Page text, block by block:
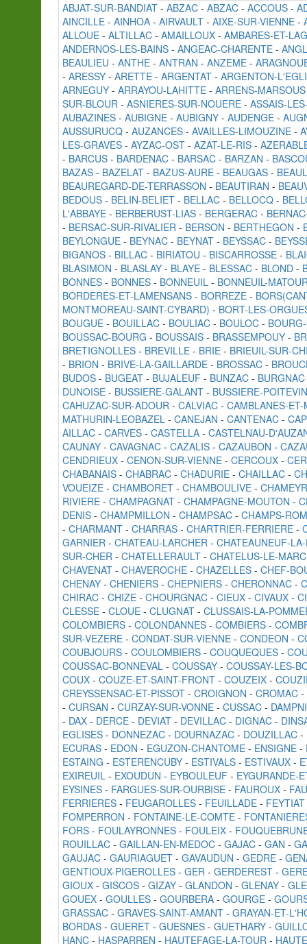
ABJAT-SUR-BANDIAT - ABZAC - ABZAC - ACCOUS -
AINCILLE - AINHOA - AIRVAULT - AIXE-SUR-VIENNE -
ALLOUE - ALTILLAC - AMAILLOUX - AMBARES-ET-
ANDERNOS-LES-BAINS - ANGEAC-CHARENTE -
BEAULIEU - ANTHE - ANTRAN - ANZEME -
- ARESSY - ARETTE - ARGENTAT - ARGENTON-
ARNEGUY - ARRAYOU-LAHITTE - ARRENS-MARSOUS
SUR-BLOUR - ASNIERES-SUR-NOUERE - ASSAIS-
AUBAZINES - AUBIGNE - AUBIGNY - AUDENGE -
AUSSURUCQ - AUZANCES - AVAILLES-LIMOUZINE -
LES-GRAVES - AYZAC-OST - AZAT-LE-RIS -
- BARCUS - BARDENAC - BARSAC - BARZAN -
BAZAS - BAZELAT - BAZUS-AURE - BEAUGAS -
BEAUREGARD-DE-TERRASSON - BEAUTIRAN -
BEDOUS - BELIN-BELIET - BELLAC - BELLOCQ -
L'ABBAYE - BERBERUST-LIAS - BERGERAC -
- BERSAC-SUR-RIVALIER - BERSON - BERTHEGON -
BEYLONGUE - BEYNAC - BEYNAT - BEYSSAC -
BIGANOS - BILLAC - BIRIATOU - BISCARROSSE -
BLASIMON - BLASLAY - BLAYE - BLESSAC - BLOND -
BONNES - BONNES - BONNEUIL - BONNEUIL-
BORDERES-ET-LAMENSANS - BORREZE -
MONTMOREAU-SAINT-CYBARD) - BORT-LES-
BOUGUE - BOUILLAC - BOULIAC - BOULOC -
BOUSSAC-BOURG - BOUSSAIS - BRASSEMPOUY -
BRETIGNOLLES - BREVILLE - BRIE - BRIEUIL-SUR-
- BRION - BRIVE-LA-GAILLARDE - BROSSAC -
BUDOS - BUGEAT - BUJALEUF - BUNZAC - BURGNAC
DUNOISE - BUSSIERE-GALANT - BUSSIERE-
CAHUZAC-SUR-ADOUR - CALVIAC - CAMBLANES-ET-
MATHURIN-LEOBAZEL - CANEJAN - CANTENAC -
AILLAC - CARVES - CASTELLA - CASTELNAU-
CAUNAY - CAVAGNAC - CAZALIS - CAZAUBON -
CENDRIEUX - CENON-SUR-VIENNE - CERCOUX -
CHABANAIS - CHABRAC - CHADURIE - CHAILLAC -
VOUEIZE - CHAMBORET - CHAMBOULIVE -
RIVIERE - CHAMPAGNAT - CHAMPAGNE-MOUTON -
DENIS - CHAMPMILLON - CHAMPSAC - CHAMPS-
- CHARMANT - CHARRAS - CHARTRIER-FERRIERE -
GARNIER - CHATEAU-LARCHER - CHATEAUNEUF-
SUR-CHER - CHATELLERAULT - CHATELUS-LE-
CHAVENAT - CHAVEROCHE - CHAZELLES - CHEF-
CHENAY - CHENIERS - CHEPNIERS - CHERONNAC -
CHIRAC - CHIZE - CHOURGNAC - CIEUX - CIVAUX -
CLESSE - CLOUE - CLUGNAT - CLUSSAIS-LA-
COLOMBIERS - COLONDANNES - COMBIERS -
SUR-VEZERE - CONDAT-SUR-VIENNE - CONDEON -
COUBJOURS - COULOMBIERS - COUQUEQUES -
COUSSAC-BONNEVAL - COUSSAY - COUSSAY-LES-
COUX - COUZE-ET-SAINT-FRONT - COUZEIX -
CREYSSENSAC-ET-PISSOT - CROIGNON - CROMAC -
- CURSAN - CURZAY-SUR-VONNE - CUSSAC -
- DAX - DERCE - DEVIAT - DEVILLAC - DIGNAC -
EGLISES - DONNEZAC - DOURNAZAC - DOUZILLAC -
ECURAS - EDON - EGUZON-CHANTOME - ENSIGNE -
ESTAING - ESTERENCUBY - ESTIVALS - ESTIVAUX -
EXIREUIL - EXOUDUN - EYBOULEUF - EYGURANDE-
EYSINES - FARGUES-SUR-OURBISE - FAUROUX -
FERRIERES - FEUGAROLLES - FEUILLADE - FEYTIAT
FOMPERRON - FONTAINE-LE-COMTE -
FORS - FOULAYRONNES - FOULEIX -
ROUILLAC - GAILLAN-EN-MEDOC - GAJAC - GAN -
GAUJAC - GAURIAGUET - GAVAUDUN - GEDRE -
GENTIOUX-PIGEROLLES - GER - GERDEREST -
GIOUX - GISCOS - GIZAY - GLANDON - GLENAY -
GOUEX - GOULLES - GOURBERA - GOURGE -
GRASSAC - GRAVES-SAINT-AMANT - GRAYAN-ET-
BORDAS - GUERET - GUESNES - GUETHARY -
HANC - HASPARREN - HAUTEFAGE-LA-TOUR -